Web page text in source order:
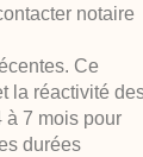
notaire
Ce
la réactivité
à 7 mois pour
durées